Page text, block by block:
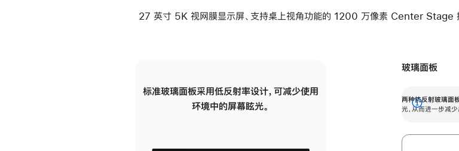
27 英寸 5K 视网膜显示屏、支持桌上视角功能的 1200 万像素 Center Stage
标准玻璃面板采用低反射率设计，可减少使用
环境中的屏幕眩光。
有高亮光源的场所使用，也能
玻璃面板
两种抗反射玻璃面板
光，从而进一步减
展